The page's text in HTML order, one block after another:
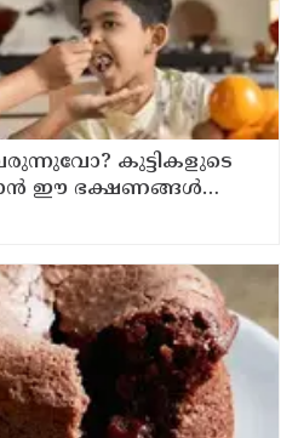
കുട്ടികളുടെ
ഈ ഭക്ഷണങ്ങൾ